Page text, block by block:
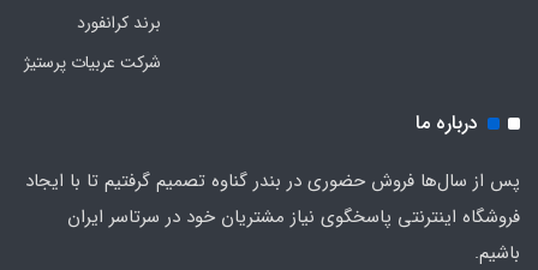
برند کرانفورد
شرکت عربیات پرستیژ
درباره ما
پس از سال‌ها فروش حضوری در بندر گناوه تصمیم گرفتیم تا با ایجاد
فروشگاه اینترنتی پاسخگوی نیاز مشتریان خود در سرتاسر ایران
باشیم.